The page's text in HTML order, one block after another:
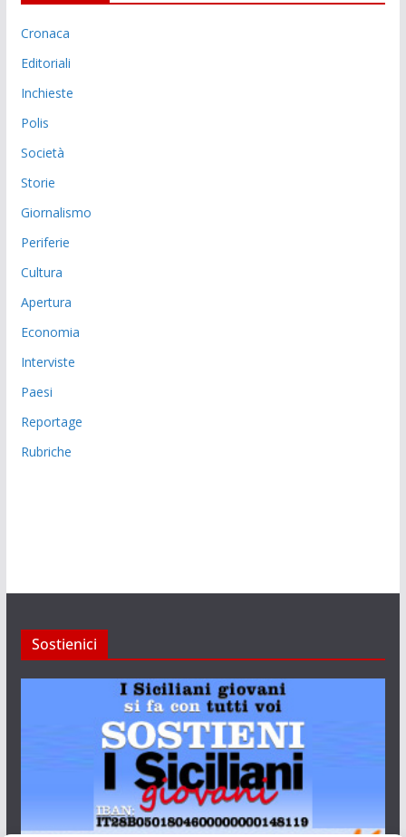
Cronaca
Editoriali
Inchieste
Polis
Società
Storie
Giornalismo
Periferie
Cultura
Apertura
Economia
Interviste
Paesi
Reportage
Rubriche
Sostienici